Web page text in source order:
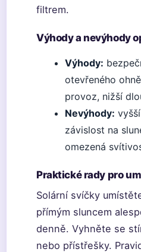
filtrem.
Výhody a nevýhody
Výhody:
otevřeného
provoz, nižší
Nevýhody:
závislost na
omezená
Praktické rady pro
Solární svíčky
přímým sluncem
denně. Vyhněte se
nebo přístřešky.